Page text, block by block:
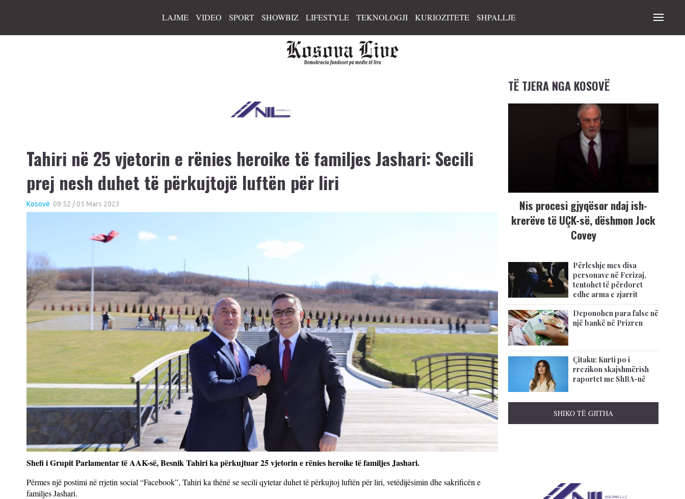
LAJME VIDEO SPORT SHOWBIZ LIFESTYLE TEKNOLOGJI KURIOZITETE SHPALLJE
Tahiri në 25 vjetorin e rënies heroike të familjes Jashari: Secili
prej nesh duhet të përkujtojë luftën për liri
Kosovë 09:52 / 05 Mars 2023
Shefi i Grupit Parlamentar të AAK-së, Besnik Tahiri ka përkujtuar 25 vjetorin e rënies heroike të familjes Jashari.
Përmes një postimi në rrjetin social “Facebook”, Tahiri ka thënë se secili qytetar duhet të përkujtoj luftën për liri, vetëdijësimin dhe sakrificën e
familjes Jashari.
TË TJERA NGA KOSOVË
Nis procesi gjyqësor ndaj ish-
krerëve të UÇK-së, dëshmon Jock
Covey
Përleshje mes disa
personave në Ferizaj,
tentohet të përdoret
edhe arma e zjarrit
Deponohen para false në
një bankë në Prizren
Çitaku: Kurti po i
rrezikon skajshmërish
raportet me ShBA-në
SHIKO TË GJITHA